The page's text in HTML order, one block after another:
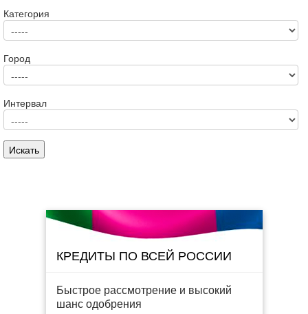
Категория
Город
Интервал
КРЕДИТЫ ПО ВСЕЙ РОССИИ
Быстрое рассмотрение и высокий
шанс одобрения